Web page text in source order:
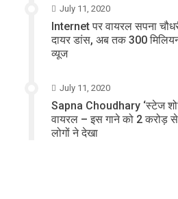
July 11, 2020
Internet पर वायरल सपना
दायर डांस, अब तक 300
व्यूज
July 11, 2020
Sapna Choudhary ‘स्टेज
वायरल – इस गाने को 2 करोड़ से
लोगों ने देखा